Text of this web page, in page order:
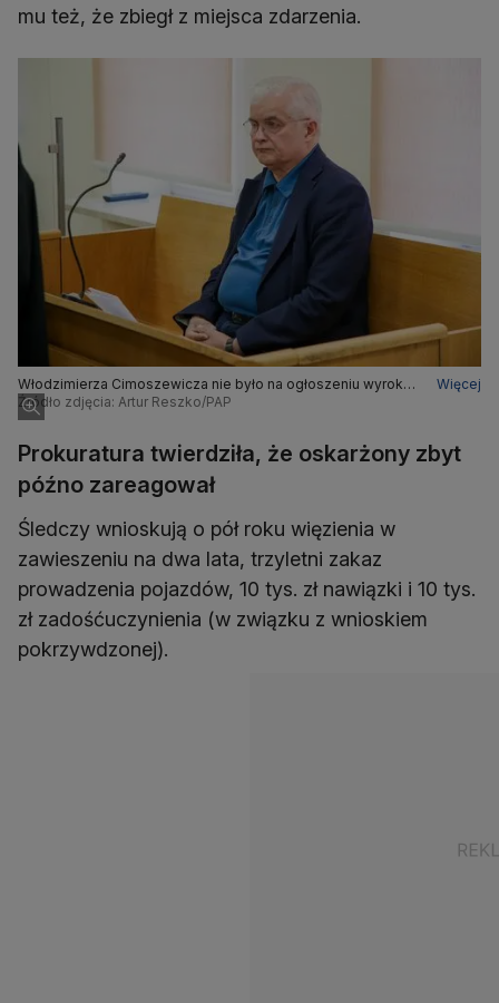
mu też, że zbiegł z miejsca zdarzenia.
Włodzimierza Cimoszewicza nie było na ogłoszeniu wyroku.
Był na poprzednich rozprawach
Więcej
Źródło zdjęcia: Artur Reszko/PAP
Prokuratura twierdziła, że oskarżony zbyt
późno zareagował
Śledczy wnioskują o pół roku więzienia w
zawieszeniu na dwa lata, trzyletni zakaz
prowadzenia pojazdów, 10 tys. zł nawiązki i 10 tys.
zł zadośćuczynienia (w związku z wnioskiem
pokrzywdzonej).